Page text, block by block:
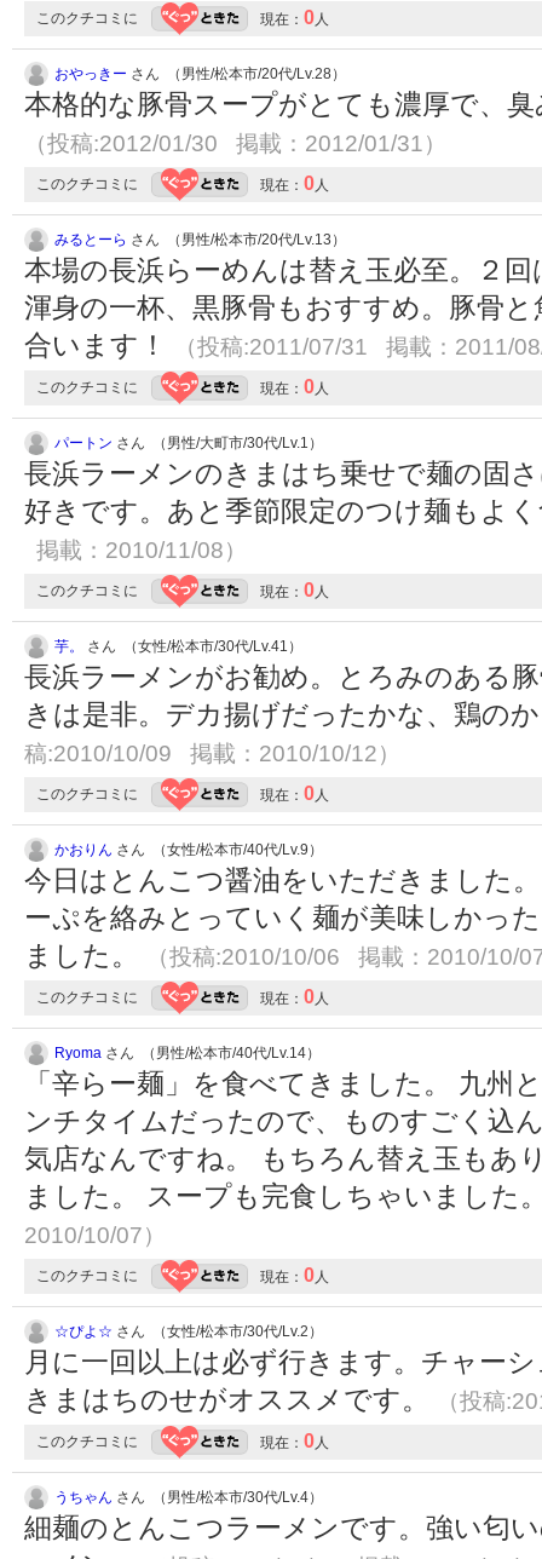
このクチコミに 現在： 0人
おやっきー さん （男性/松本市/20代/Lv.28）
本格的な豚骨スープがとても濃厚で、
（投稿:2012/01/30 掲載：2012/01/31）
このクチコミに 現在： 0人
みるとーら さん （男性/松本市/20代/Lv.13）
本場の長浜らーめんは替え玉必至。２
渾身の一杯、黒豚骨もおすすめ。豚骨
合います！
（投稿:2011/07/31 掲載：2011/
このクチコミに 現在： 0人
パートン さん （男性/大町市/30代/Lv.1）
長浜ラーメンのきまはち乗せで麺の固
好きです。あと季節限定のつけ麺もよ
掲載：2010/11/08）
このクチコミに 現在： 0人
芋。 さん （女性/松本市/30代/Lv.41）
長浜ラーメンがお勧め。とろみのある
きは是非。デカ揚げだったかな、鶏の
稿:2010/10/09 掲載：2010/10/12）
このクチコミに 現在： 0人
かおりん さん （女性/松本市/40代/Lv.9）
今日はとんこつ醤油をいただきました
ーぷを絡みとっていく麺が美味しかっ
ました。
（投稿:2010/10/06 掲載：2010/10/
このクチコミに 現在： 0人
Ryoma さん （男性/松本市/40代/Lv.14）
「辛らー麺」を食べてきました。 九州
ンチタイムだったので、ものすごく込
気店なんですね。 もちろん替え玉もあ
ました。 スープも完食しちゃいました
2010/10/07）
このクチコミに 現在： 0人
☆ぴよ☆ さん （女性/松本市/30代/Lv.2）
月に一回以上は必ず行きます。チャー
きまはちのせがオススメです。
（投稿
このクチコミに 現在： 0人
うちゃん さん （男性/松本市/30代/Lv.4）
細麺のとんこつラーメンです。強い匂